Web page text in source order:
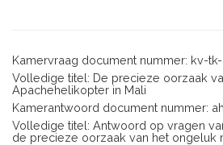
Kamervraag document nummer: kv-tk-
Volledige titel: De precieze oorzaak
Apachehelikopter in Mali
Kamerantwoord document nummer:
Volledige titel: Antwoord op vragen
de precieze oorzaak van het ongeluk